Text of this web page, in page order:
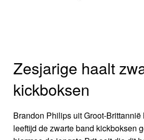
Zesjarige haalt
kickboksen
Brandon Philips uit Groot-
leeftijd de zwarte band kickboksen